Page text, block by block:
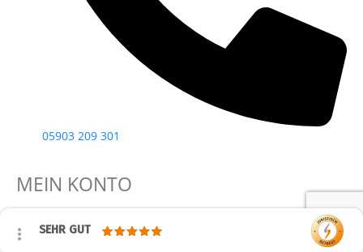
05903 209 301
MEIN KONTO
SEHR GUT